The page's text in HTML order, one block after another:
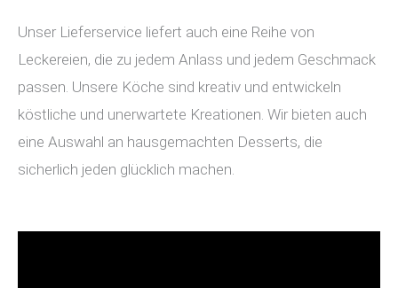
Unser Lieferservice liefert auch eine Reihe von
Leckereien, die zu jedem Anlass und jedem Geschmack
passen. Unsere Köche sind kreativ und entwickeln
köstliche und unerwartete Kreationen. Wir bieten auch
eine Auswahl an hausgemachten Desserts, die
sicherlich jeden glücklich machen.